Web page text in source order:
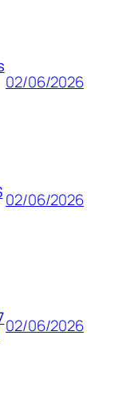
02/06/2026
02/06/2026
02/06/2026